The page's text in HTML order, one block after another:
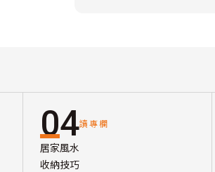
04讀專欄
居家風水
收納技巧